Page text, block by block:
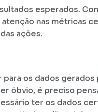
esperados.
nas métricas
ações.
os dados gerados
óbvio, é preciso
ter os dados